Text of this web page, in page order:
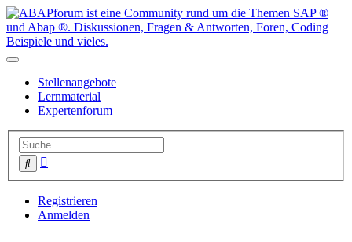
Stellenangebote
Lernmaterial
Expertenforum
Suche
Registrieren
Anmelden